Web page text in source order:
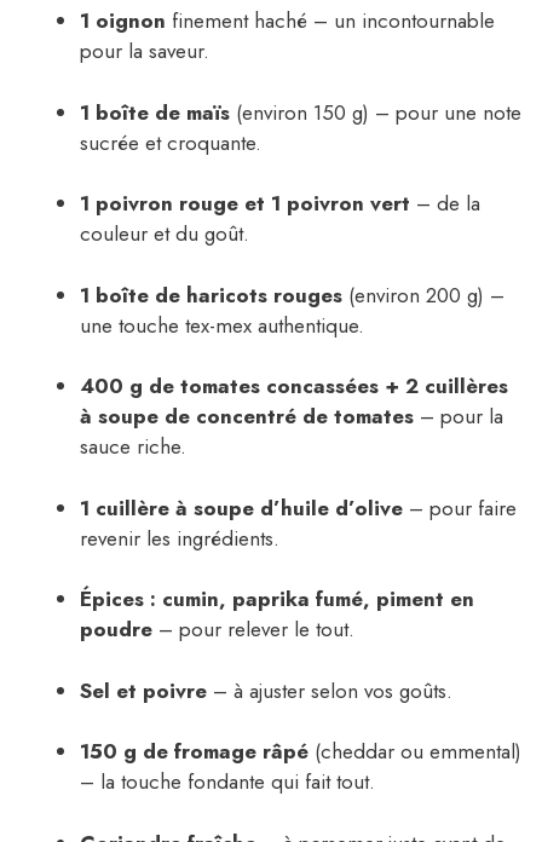
1 oignon finement haché – un incontournable
pour la saveur.
1 boîte de maïs (environ 150 g) – pour une note
sucrée et croquante.
1 poivron rouge et 1 poivron vert – de la
couleur et du goût.
1 boîte de haricots rouges (environ 200 g) –
une touche tex-mex authentique.
400 g de tomates concassées + 2 cuillères
à soupe de concentré de tomates – pour la
sauce riche.
1 cuillère à soupe d’huile d’olive – pour faire
revenir les ingrédients.
Épices : cumin, paprika fumé, piment en
poudre – pour relever le tout.
Sel et poivre – à ajuster selon vos goûts.
150 g de fromage râpé (cheddar ou emmental)
– la touche fondante qui fait tout.